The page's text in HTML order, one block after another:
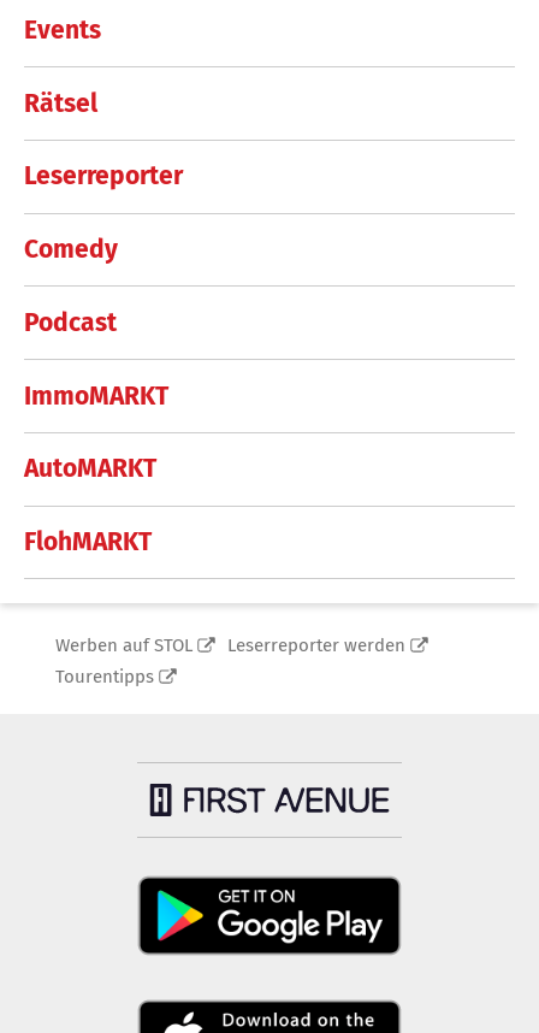
Events
Rätsel
Leserreporter
Comedy
Podcast
ImmoMARKT
AutoMARKT
FlohMARKT
Werben auf STOL
Leserreporter werden
Tourentipps